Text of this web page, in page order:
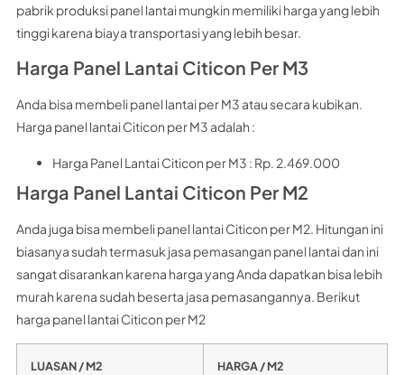
pabrik produksi panel lantai mungkin memiliki harga yang lebih
tinggi karena biaya transportasi yang lebih besar.
Harga Panel Lantai Citicon Per M3
Anda bisa membeli panel lantai per M3 atau secara kubikan.
Harga panel lantai Citicon per M3 adalah :
Harga Panel Lantai Citicon per M3 : Rp. 2.469.000
Harga Panel Lantai Citicon Per M2
Anda juga bisa membeli panel lantai Citicon per M2. Hitungan ini
biasanya sudah termasuk jasa pemasangan panel lantai dan ini
sangat disarankan karena harga yang Anda dapatkan bisa lebih
murah karena sudah beserta jasa pemasangannya. Berikut
harga panel lantai Citicon per M2
LUASAN / M2 HARGA / M2